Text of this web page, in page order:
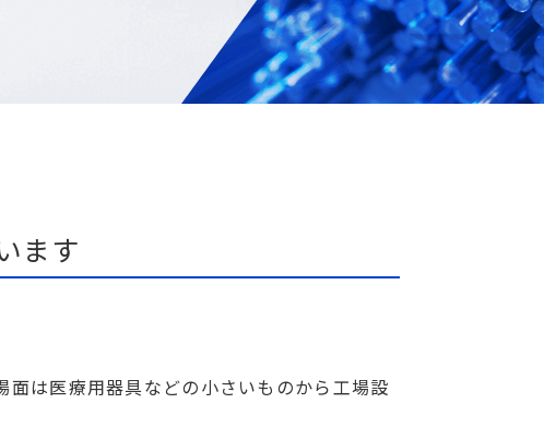
ます
は医療用器具などの小さいものから工場設